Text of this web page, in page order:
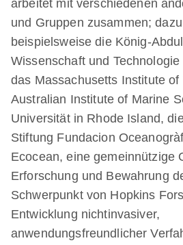
arbeitet mit verschiedenen
und Gruppen zusammen;
beispielsweise die König-
Wissenschaft und
das Massachusetts Institute of
Australian Institute of Marine
Universität in Rhode Island,
Stiftung Fundacion
Ecocean, eine gemeinnützige
Erforschung und Bewahrung
Schwerpunkt von Hopkins
Entwicklung nichtinvasiver,
anwendungsfreundlicher